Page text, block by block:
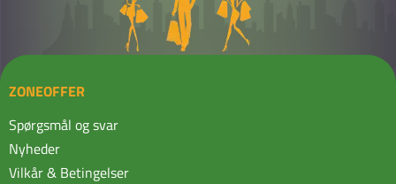
ZONEOFFER
Spørgsmål og svar
Nyheder
Vilkår & Betingelser